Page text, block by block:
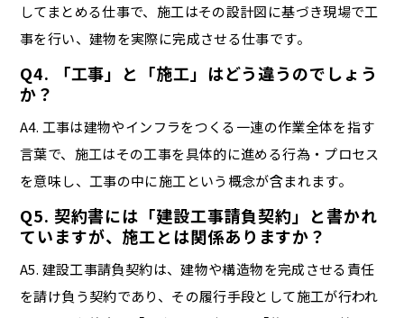
してまとめる仕事で、施工はその設計図に基づき現場で工
事を行い、建物を実際に完成させる仕事です。
Q4. 「工事」と「施工」はどう違うのでしょう
か？
A4. 工事は建物やインフラをつくる一連の作業全体を指す
言葉で、施工はその工事を具体的に進める行為・プロセス
を意味し、工事の中に施工という概念が含まれます。
Q5. 契約書には「建設工事請負契約」と書かれ
ていますが、施工とは関係ありますか？
A5. 建設工事請負契約は、建物や構造物を完成させる責任
を請け負う契約であり、その履行手段として施工が行われ